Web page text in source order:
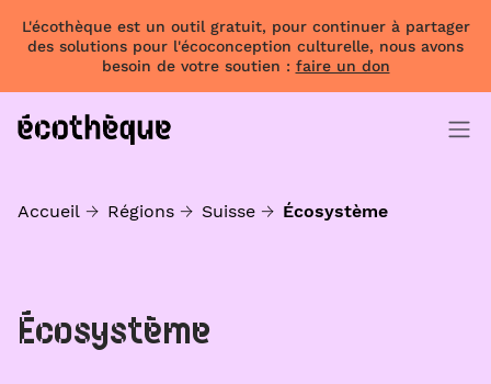
L'écothèque est un outil gratuit, pour continuer à partager
des solutions pour l'écoconception culturelle, nous avons
besoin de votre soutien : faire un don
Accueil Régions Suisse Écosystème
Écosystème